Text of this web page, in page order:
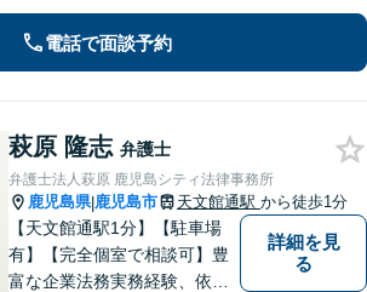
の督促をストップ。状況を丁寧にヒア
リングした適切な解決策をご提案。
電話で面談予約
萩原 隆志 弁護士
弁護士法人萩原 鹿児島シティ法律事務所
鹿児島県|鹿児島市 天文館通駅 から徒歩1分
【天文館通駅1分】【駐車場
有】【完全個室で相談可】豊
富な企業法務実務経験、依頼
詳細を見
る